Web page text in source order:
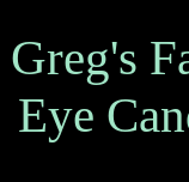
Greg's
Eye